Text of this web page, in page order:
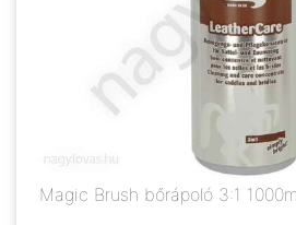
Magic Brush bőrápoló 3:1